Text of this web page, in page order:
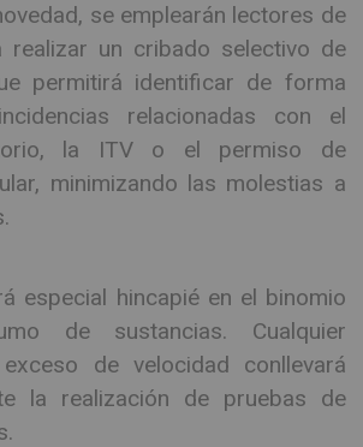
se emplearán lectores de
realizar un cribado selectivo de
permitirá identificar de forma
relacionadas con el
la ITV o el permiso de
minimizando las molestias a
especial hincapié en el binomio
de sustancias. Cualquier
de velocidad conllevará
la realización de pruebas de